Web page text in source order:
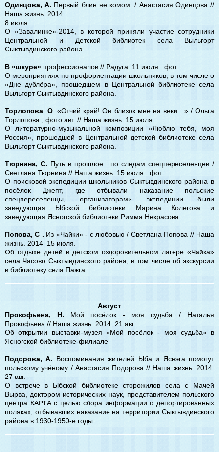
Одинцова, А. Первый блин не комом! / Анастасия Одинцова //
Наша жизнь. 2014.
8 июля.
О «Завалинке»-2014, в которой приняли участие сотрудники
Центральной и Детской библиотек села Выльгорт
Сыктывдинского района.
В «шкуре» профессионалов // Радуга. 11 июля : фот.
О мероприятиях по профориентации школьников, в том числе о
«Дне дублёра», прошедшем в Центральной библиотеке села
Выльгорт Сыктывдинского района.
Торлопова, О . «Отчий край! Он близок мне на веки…» / Ольга
Торлопова ; фото авт. // Наша жизнь. 15 июля.
О литературно-музыкальной композиции «Люблю тебя, моя
Россия», прошедшей в Центральной детской библиотеке села
Выльгорт Сыктывдинского района.
Тюрнина, С. Путь в прошлое : по следам спецпереселенцев /
Светлана Тюрнина // Наша жизнь. 15 июля : фот.
О поисковой экспедиции школьников Сыктывдинского района в
посёлок Джепт, где отбывали наказание польские
спецпереселенцы, организаторами экспедиции были
заведующая Ыбской библиотеки Марина Колегова и
заведующая Ясногской библиотеки Римма Некрасова.
Попова, С . Из «Чайки» - с любовью / Светлана Попова // Наша
жизнь. 2014. 15 июля.
Об отдыхе детей в детском оздоровительном лагере «Чайка»
села Часово Сыктывдинского района, в том числе об экскурсии
в библиотеку села Пажга.
Август
Прокофьева, Н. Мой посёлок - моя судьба / Наталья
Прокофьева // Наша жизнь. 2014. 21 авг.
Об открытии выставки-музея «Мой посёлок - моя судьба» в
Ясногской библиотеке-филиале.
Подорова, А. Воспоминания жителей Ыба и Яснэга помогут
польскому учёному / Анастасия Подорова // Наша жизнь. 2014.
27 авг.
О встрече в Ыбской библиотеке сторожилов села с Мачей
Вырва, доктором исторических наук, представителем польского
центра КАРТА с целью сбора информации о депортированных
поляках, отбывавших наказание на территории Сыктывдинского
района в 1930-1950-е годы.